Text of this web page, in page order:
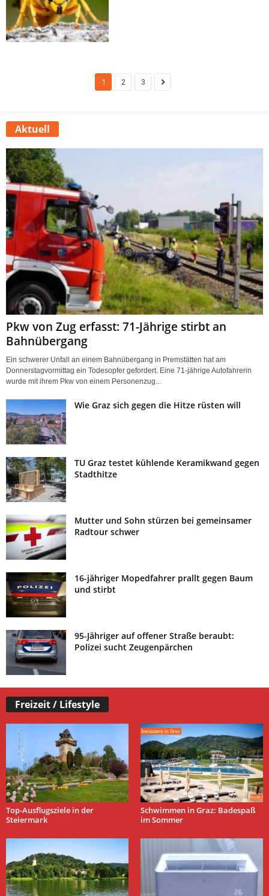
1 2 3
Aktuell
Pkw von Zug erfasst: 71-Jährige stirbt an
Bahnübergang
Ein schwerer Unfall an einem Bahnübergang in Premstätten hat am
Donnerstagvormittag ein Todesopfer gefordert. Eine 71-jährige Autofahrerin
wurde mit ihrem Pkw von einem Personenzug...
Wie Graz sich gegen die Hitze rüsten will
TU Graz testet kühlende Keramikwand gegen
Stadthitze
Mutter und Sohn stürzen bei gemeinsamer
Radtour schwer
16-jähriger Mopedfahrer prallt gegen Baum
und stirbt
95-Jähriger auf offener Straße beraubt:
Polizei sucht Zeugenpärchen
Freizeit / Lifestyle
Top-Ausflugsziele in der
Steiermark
Schwimmen in Graz: Badespaß
im Sommer